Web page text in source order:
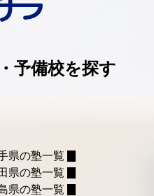
予備校を探す
県の塾一覧
県の塾一覧
県の塾一覧